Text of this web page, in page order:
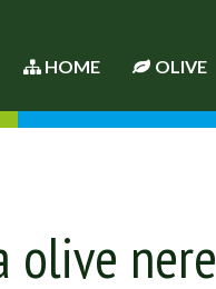
HOME OLIVE
olive